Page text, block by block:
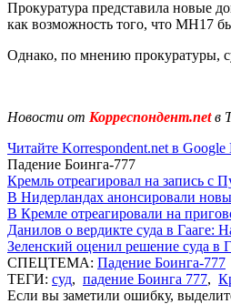
Прокуратура представила новые
как возможность того, что MH17
Однако, по мнению прокуратуры,
Новости от Корреспондент.netв
Читайте Korrespondent.net в Google
Падение Боинга-777
Кремль отреагировал на запись с
В Нидерландах анонсировали
В Кремле отреагировали на
Данилов о вердикте суда в Гааге:
Зеленский оценил решение суда в
СПЕЦТЕМА: Падение Боинга-777
ТЕГИ: суд, падение Боинга 777,
Если вы заметили ошибку,